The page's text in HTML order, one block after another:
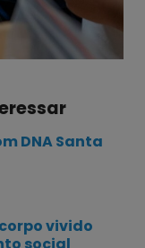
DNA Santa
vivido